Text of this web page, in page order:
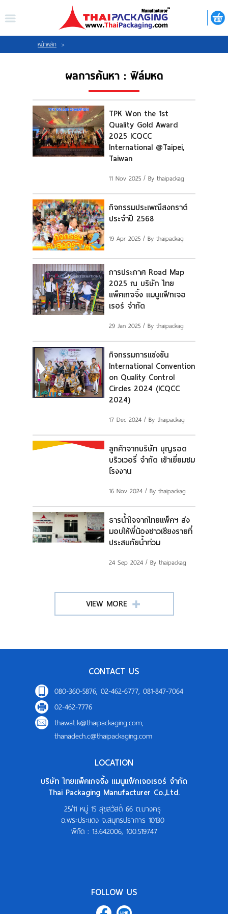
ไทย ENGLISH
LOGIN
My Wishlist
หน้าหลัก
เกี่ยวกับเรา
กิจกรรม
แผนที่
ร่วมงานกับเรา
ติดต่อเรา
หน้าหลัก >
ผลการค้นหา : ฟิล์มหด
TPK Won the 1st
Quality Gold Award
2025 ICQCC
International @Taipei,
Taiwan
11 Nov 2025 / By thaipackag
กิจกรรมประเพณีสงกราต์
ประจำปี 2568
19 Apr 2025 / By thaipackag
การประกาศ Road Map
2025 ณ บริษัท ไทย
แพ็คเกจจิ้ง แมนูแฟ็กเจอ
เรอร์ จำกัด
29 Jan 2025 / By thaipackag
กิจกรรมการแข่งขัน
International Convention
on Quality Control
Circles 2024 (ICQCC
2024)
17 Dec 2024 / By thaipackag
ลูกค้าจากบริษัท บุญรอด
บริวเวอรี่ จำกัด เข้าเยี่ยมชม
โรงงาน
16 Nov 2024 / By thaipackag
ธารน้ำใจจากไทยแพ็คฯ ส่ง
มอบให้พี่น้องชาวเชียงรายที่
ประสบภัยน้ำท่วม
24 Sep 2024 / By thaipackag
VIEW MORE
CONTACT US
080-360-5876, 02-462-6777, 081-847-7064
02-462-7776
thawat.k@thaipackaging.com,
thanadech.c@thaipackaging.com
LOCATION
บริษัท ไทยแพ็คเกจจิ้ง แมนูแฟ็กเจอเรอร์ จำกัด
Thai Packaging Manufacturer Co.,Ltd.
25/11 หมู่ 15 สุขสวัสดิ์ 66 ต.บางครุ
อ.พระประแดง จ.สมุทรปราการ 10130
พิกัด : 13.642006, 100.519747
FOLLOW US